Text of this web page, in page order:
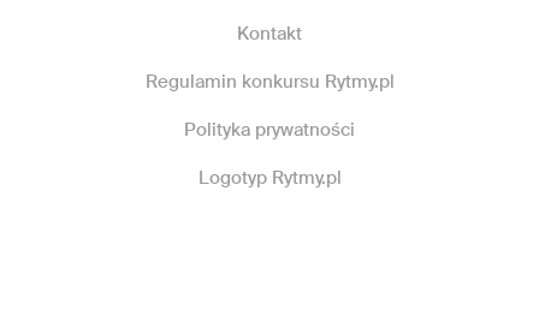
Kontakt
Regulamin konkursu Rytmy.pl
Polityka prywatności
Logotyp Rytmy.pl